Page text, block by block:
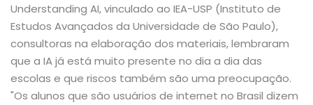
Understanding AI, vinculado ao IEA-USP (Instituto de
Estudos Avançados da Universidade de São Paulo),
consultoras na elaboração dos materiais, lembraram
que a IA já está muito presente no dia a dia das
escolas e que riscos também são uma preocupação.
"Os alunos que são usuários de internet no Brasil dizem